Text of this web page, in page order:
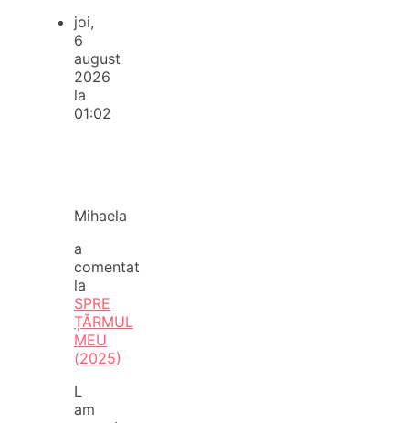
joi,
6
august
2026
la
01:02
Mihaela
a
comentat
la
SPRE
ȚĂRMUL
MEU
(2025)
L
am